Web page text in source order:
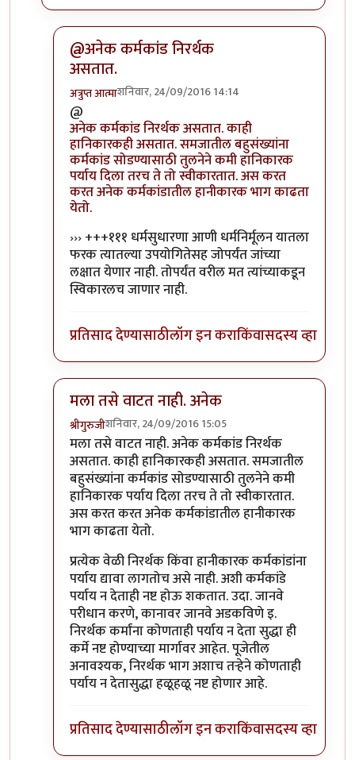
@अनेक कर्मकांड निरर्थक
असतात.
अत्रुप्त आत्माशनिवार, 24/09/2016 14:14
In reply to
@
अनेक कर्मकांड निरर्थक असतात. काही
हानिकारकही असतात. समजातील बहुसंख्यांना
कर्मकांड सोडण्यासाठी तुलनेने कमी हानिकारक
पर्याय दिला तरच ते तो स्वीकारतात. अस करत
करत अनेक कर्मकांडातील हानीकारक भाग काढता
येतो.
››› +++१११ धर्मसुधारणा आणी धर्मनिर्मूलन यातला
फरक त्यातल्या उपयोगितेसह जोपर्यंत जांच्या
लक्षात येणार नाही. तोपर्यंत वरील मत त्यांच्याकडून
स्विकारलच जाणार नाही.
प्रतिसाद देण्यासाठीलॉग इन कराकिंवासदस्य व्हा
मला तसे वाटत नाही. अनेक
श्रीगुरुजीशनिवार, 24/09/2016 15:05
In reply toमला तसे वाटत नाही. अनेकbyप्रकाश घाटपांडे
मला तसे वाटत नाही. अनेक कर्मकांड निरर्थक
असतात. काही हानिकारकही असतात. समजातील
बहुसंख्यांना कर्मकांड सोडण्यासाठी तुलनेने कमी
हानिकारक पर्याय दिला तरच ते तो स्वीकारतात.
अस करत करत अनेक कर्मकांडातील हानीकारक
भाग काढता येतो.
प्रत्येक वेळी निरर्थक किंवा हानीकारक कर्मकांडांना
पर्याय द्यावा लागतोच असे नाही. अशी कर्मकांडे
पर्याय न देताही नष्ट होऊ शकतात. उदा. जानवे
परीधान करणे, कानावर जानवे अडकविणे इ.
निरर्थक कर्मांना कोणताही पर्याय न देता सुद्धा ही
कर्मे नष्ट होण्याच्या मार्गावर आहेत. पूजेतील
अनावश्यक, निरर्थक भाग अशाच तर्‍हेने कोणताही
पर्याय न देतासुद्धा हळूहळू नष्ट होणार आहे.
प्रतिसाद देण्यासाठीलॉग इन कराकिंवासदस्य व्हा